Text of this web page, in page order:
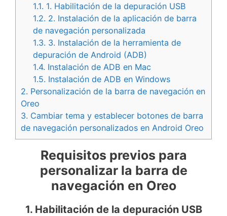
1.1. 1. Habilitación de la depuración USB
1.2. 2. Instalación de la aplicación de barra
de navegación personalizada
1.3. 3. Instalación de la herramienta de
depuración de Android (ADB)
1.4. Instalación de ADB en Mac
1.5. Instalación de ADB en Windows
2. Personalización de la barra de navegación en
Oreo
3. Cambiar tema y establecer botones de barra
de navegación personalizados en Android Oreo
Requisitos previos para
personalizar la barra de
navegación en Oreo
1. Habilitación de la depuración USB